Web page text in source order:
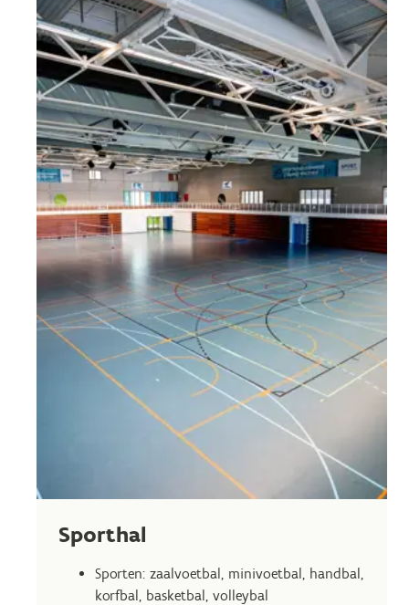
Sporthal
Sporten: zaalvoetbal, minivoetbal, handbal,
korfbal, basketbal, volleybal